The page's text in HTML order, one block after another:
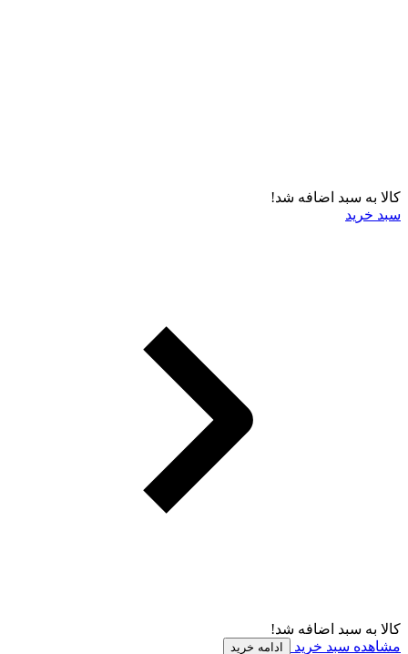
کالا به سبد اضافه شد!
سبد خرید
کالا به سبد اضافه شد!
مشاهده سبد خرید
ادامه خرید